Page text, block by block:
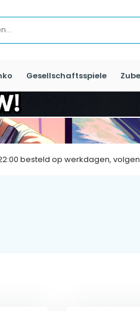
Gesellschaftsspiele
besteld op werkdagen,